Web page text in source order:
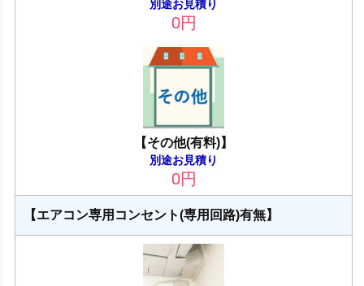
別途お見積り
0円
【その他(有料)】
別途お見積り
0円
【エアコン専用コンセント(専用回路)有無】